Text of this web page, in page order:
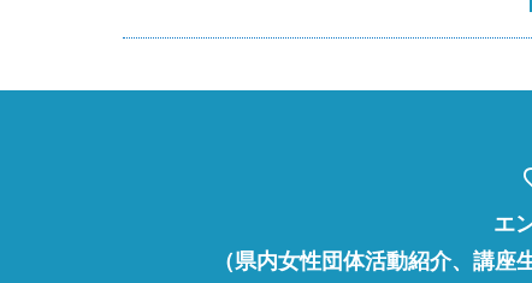
エ
（県内女性団体活動紹介、講